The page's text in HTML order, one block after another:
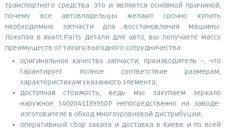
транспортного средства. Это и является основной причиной,
почему все автовладельцы желают срочно купить
необходимые запчасти для восстановления машины.
Покупая в Avant.Parts детали для авто, вы получаете массу
преимуществ от такого выгодного сотрудничества:
оригинальное качество запчасти, производитель –, что
гарантирует полное соответствие размерам,
характеристикам указанного элемента;
доступная стоимость, ведь мы закупаем зеркало
наружное 5402041139950P непосредственно на заводе-
изготовителе в обход многоуровневой дистрибуции;
оперативный сбор заказа и доставка в Киеве и по всей